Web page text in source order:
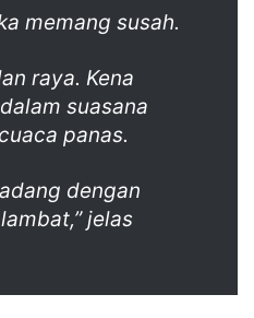
memang susah.
raya. Kena
suasana
panas.
dengan
jelas